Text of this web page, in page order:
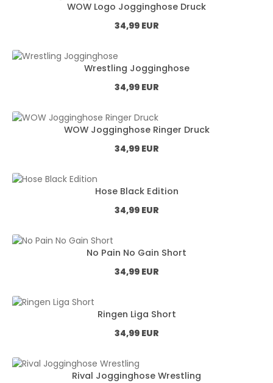
WOW Logo Jogginghose Druck
Normál ár:
34,99 EUR
Wrestling Jogginghose
Normál ár:
34,99 EUR
WOW Jogginghose Ringer Druck
Normál ár:
34,99 EUR
Hose Black Edition
Normál ár:
34,99 EUR
No Pain No Gain Short
Normál ár:
34,99 EUR
Ringen Liga Short
Normál ár:
34,99 EUR
Rival Jogginghose Wrestling